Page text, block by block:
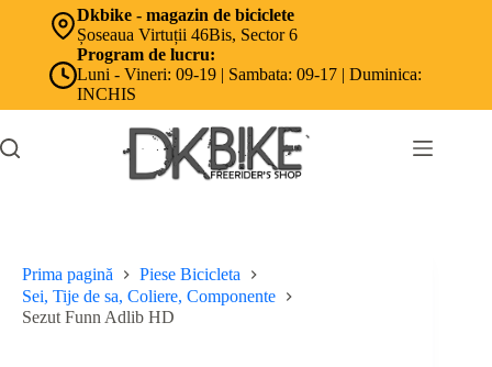
Dkbike - magazin de biciclete
Șoseaua Virtuții 46Bis, Sector 6
Program de lucru:
Luni - Vineri: 09-19 | Sambata: 09-17 | Duminica:
INCHIS
Prima pagină
Piese Bicicleta
Sei, Tije de sa, Coliere, Componente
Sezut Funn Adlib HD